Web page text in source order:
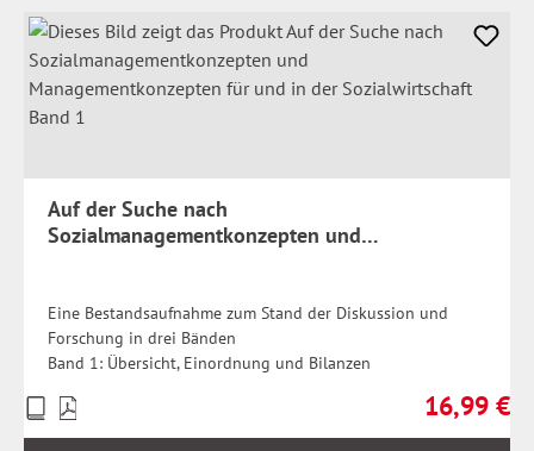
Auf der Suche nach
Sozialmanagementkonzepten und
Eine Bestandsaufnahme zum Stand der Diskussion und
Forschung in drei Bänden
Band 1: Übersicht, Einordnung und Bilanzen
Regulärer
16,99 €
Preise
inkl.